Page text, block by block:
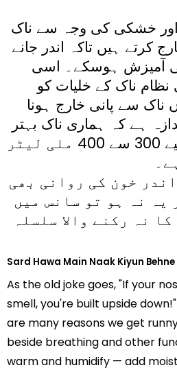
خشکی کی وجہ سے ناک
کرتے ہیں تاکہ اندر جانے
آمیزش ہوسکے۔ اسی
ناک کے خلیات کو
ناک سے پانی خارج ہونا
ہے کہ ہماری ناک بہتر
طور پر کام کرنے کےلیے 300 سے 400 ملی لیٹر
خون کی روانی بھی
یہ نہ ہو تو سانس میں
نہ رکنے والا سلسلہ
Sard Hawa Main Naak Kiyun
As the old joke goes, "If your
smell, you're built upside
are many reasons we get
beside breathing and other
warm and humidify — add